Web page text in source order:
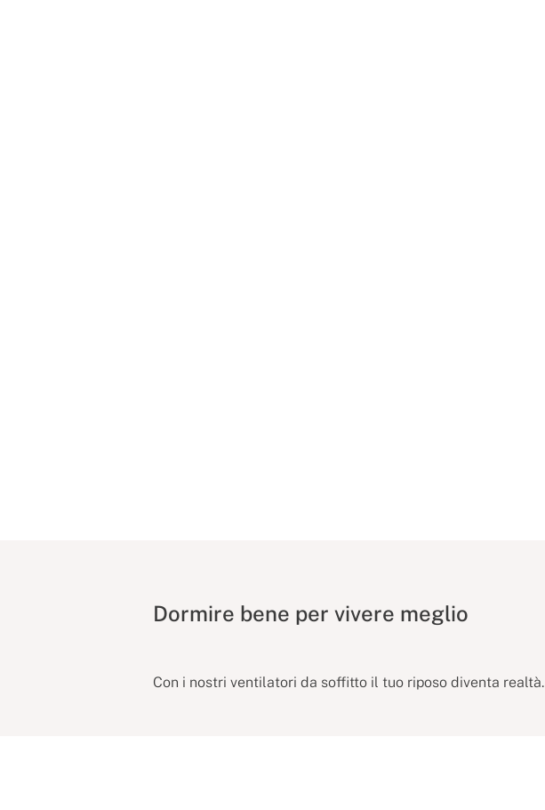
Dormire bene per vivere meglio
Con i nostri ventilatori da soffitto il tuo riposo diventa realtà.